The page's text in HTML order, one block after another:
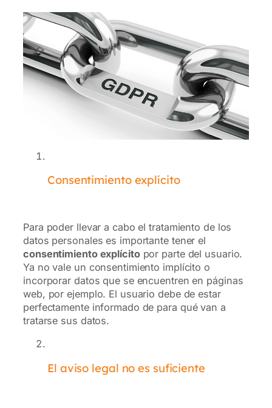
Consentimiento explícito
Para poder llevar a cabo el tratamiento de los
datos personales es importante tener el
consentimiento explícitopor parte del usuario.
Ya no vale un consentimiento implícito o
incorporar datos que se encuentren en páginas
web, por ejemplo. El usuario debe de estar
perfectamente informado de para qué van a
tratarse sus datos.
El aviso legal no es suficiente